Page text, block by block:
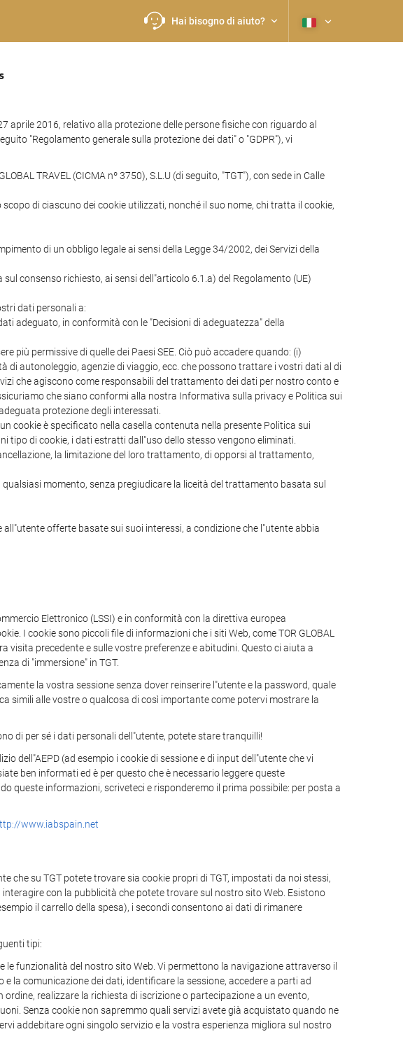
Hai bisogno di aiuto?
aprile 2016, relativo alla protezione delle persone fisiche con riguardo al
"Regolamento generale sulla protezione dei dati" o "GDPR"), vi
TRAVEL (CICMA nº 3750), S.L.U (di seguito, "TGT"), con sede in Calle
di ciascuno dei cookie utilizzati, nonché il suo nome, chi tratta il cookie,
di un obbligo legale ai sensi della Legge 34/2002, dei Servizi della
consenso richiesto, ai sensi dell"articolo 6.1.a) del Regolamento (UE)
dati personali a:
adeguato, in conformità con le "Decisioni di adeguatezza" della
più permissive di quelle dei Paesi SEE. Ciò può accadere quando: (i)
autonoleggio, agenzie di viaggio, ecc. che possono trattare i vostri dati al di
che agiscono come responsabili del trattamento dei dati per nostro conto e
che siano conformi alla nostra Informativa sulla privacy e Politica sui
protezione degli interessati.
cookie è specificato nella casella contenuta nella presente Politica sui
tipo di cookie, i dati estratti dall"uso dello stesso vengono eliminati.
la limitazione del loro trattamento, di opporsi al trattamento,
momento, senza pregiudicare la liceità del trattamento basata sul
offerte basate sui suoi interessi, a condizione che l"utente abbia
Elettronico (LSSI) e in conformità con la direttiva europea
I cookie sono piccoli file di informazioni che i siti Web, come TOR GLOBAL
visita precedente e sulle vostre preferenze e abitudini. Questo ci aiuta a
di "immersione" in TGT.
la vostra sessione senza dover reinserire l"utente e la password, quale
simili alle vostre o qualcosa di così importante come potervi mostrare la
di per sé i dati personali dell"utente, potete stare tranquilli!
dell"AEPD (ad esempio i cookie di sessione e di input dell"utente che vi
ben informati ed è per questo che è necessario leggere queste
queste informazioni, scriveteci e risponderemo il prima possibile: per posta a
www.iabspain.net
che su TGT potete trovare sia cookie propri di TGT, impostati da noi stessi,
con la pubblicità che potete trovare sul nostro sito Web. Esistono
il carrello della spesa), i secondi consentono ai dati di rimanere
tipi:
funzionalità del nostro sito Web. Vi permettono la navigazione attraverso il
la comunicazione dei dati, identificare la sessione, accedere a parti ad
realizzare la richiesta di iscrizione o partecipazione a un evento,
Senza cookie non sapremmo quali servizi avete già acquistato quando ne
addebitare ogni singolo servizio e la vostra esperienza migliora sul nostro